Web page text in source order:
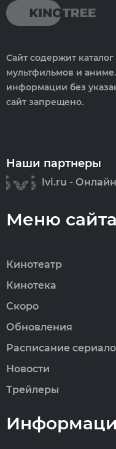
Сайт содержит
мультфильмов и
информации без
сайт запрещено.
Наши партнеры
Ivi.ru -
Меню сайта
Кинотеатр
Кинотека
Скоро
Обновления
Расписание
Новости
Трейлеры